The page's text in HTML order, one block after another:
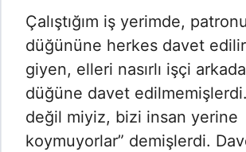
Çalıştığım iş yerimde,
düğününe herkes davet
giyen, elleri nasırlı işçi
düğüne davet
değil miyiz, bizi insan yerine
koymuyorlar” demişlerdi.